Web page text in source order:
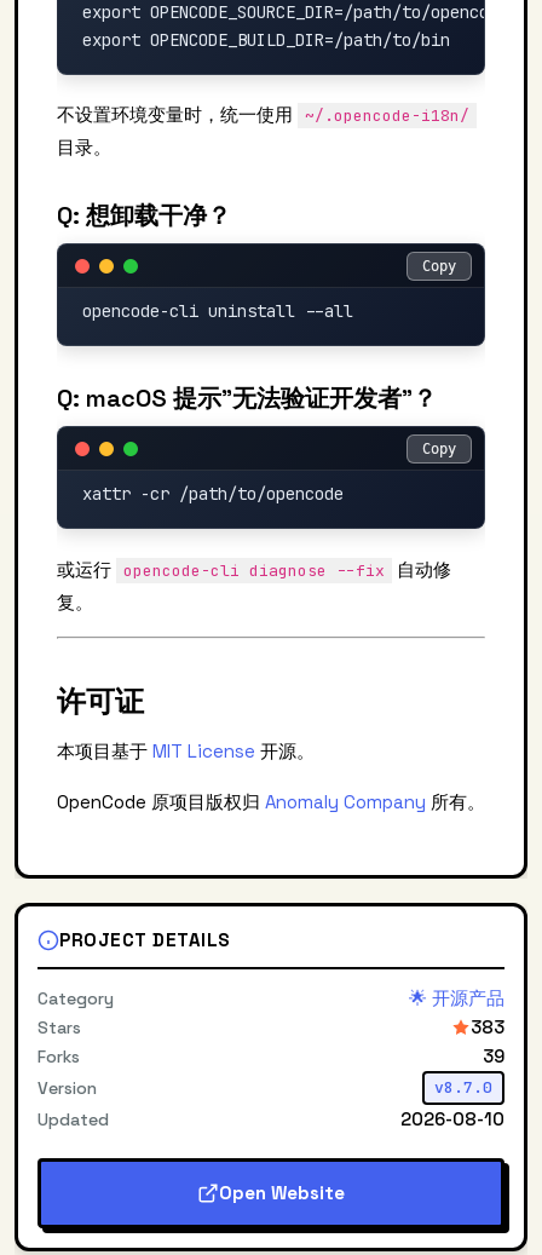
export OPENCODE_SOURCE_DIR=/path/to/
不设置环境变量时，统一使用 ~/.opencode-i18n/
目录。
Q: 想卸载干净？
Copy
Copy
Q: macOS 提示"无法验证开发者"？
Copy
Copy
或运行 opencode-cli diagnose --fix
自动修
复。
许可证
本项目基于 MIT License 开源。
OpenCode 原项目版权归 Anomaly Company 所有。
PROJECT DETAILS
Category 🌟 开源产品
Stars 383
Forks 39
Version v8.7.0
Updated 2026-08-10
Open Website